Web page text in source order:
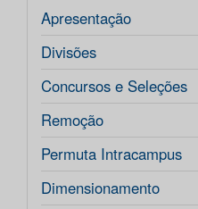
Apresentação
Divisões
Concursos e Seleções
Remoção
Permuta Intracampus
Dimensionamento